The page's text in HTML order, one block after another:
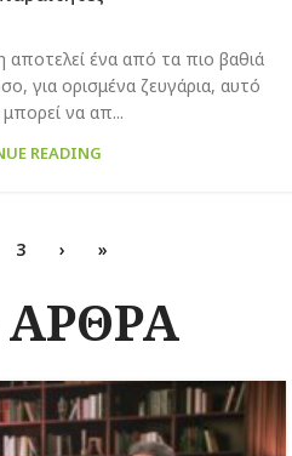
αποτελεί ένα από τα πιο βαθιά
για ορισμένα ζευγάρια, αυτό
να απ...
READING
3 › »